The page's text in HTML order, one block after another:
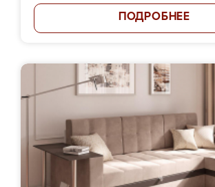
ПОДРОБНЕЕ